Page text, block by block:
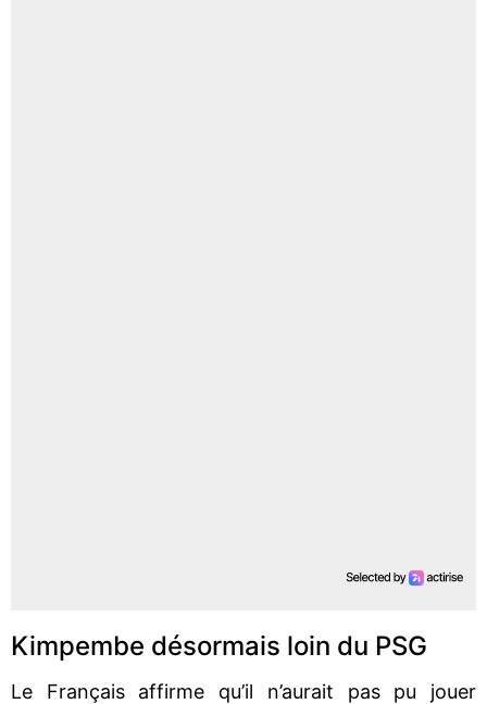
Kimpembe désormais loin du PSG
Le Français affirme qu’il n’aurait pas pu jouer